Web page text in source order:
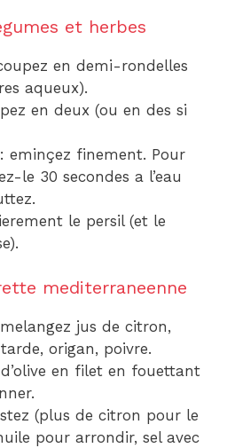
et herbes
en demi-rondelles
aqueux).
en deux (ou en des si
eminçez finement. Pour
le 30 secondes a l’eau
le persil (et le
mediterraneenne
jus de citron,
origan, poivre.
d’olive en filet en fouettant
(plus de citron pour le
pour arrondir, sel avec